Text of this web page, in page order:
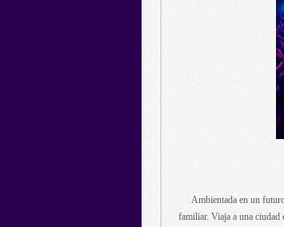
Ambientada en un
familiar. Viaja a una ciudad